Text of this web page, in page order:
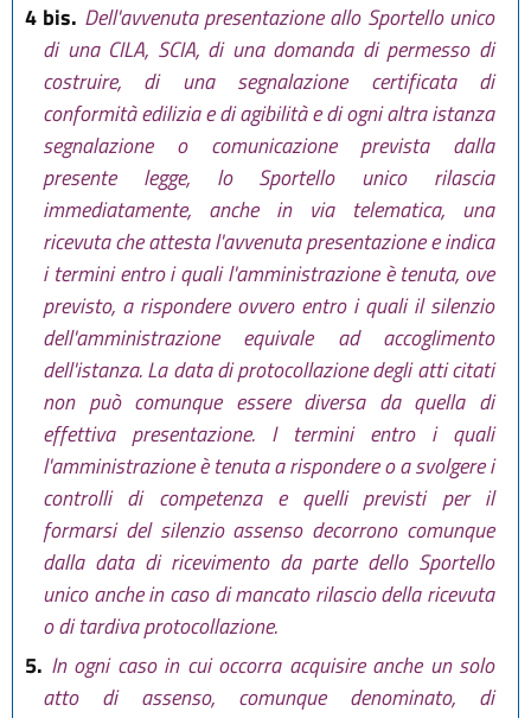
4 bis. Dell'avvenuta presentazione allo Sportello unico
di una CILA, SCIA, di una domanda di permesso di
costruire, di una segnalazione certificata di
conformità edilizia e di agibilità e di ogni altra istanza
segnalazione o comunicazione prevista dalla
presente legge, lo Sportello unico rilascia
immediatamente, anche in via telematica, una
ricevuta che attesta l'avvenuta presentazione e indica
i termini entro i quali l'amministrazione è tenuta, ove
previsto, a rispondere ovvero entro i quali il silenzio
dell'amministrazione equivale ad accoglimento
dell'istanza. La data di protocollazione degli atti citati
non può comunque essere diversa da quella di
effettiva presentazione. I termini entro i quali
l'amministrazione è tenuta a rispondere o a svolgere i
controlli di competenza e quelli previsti per il
formarsi del silenzio assenso decorrono comunque
dalla data di ricevimento da parte dello Sportello
unico anche in caso di mancato rilascio della ricevuta
o di tardiva protocollazione.
5. In ogni caso in cui occorra acquisire anche un solo
atto di assenso, comunque denominato, di